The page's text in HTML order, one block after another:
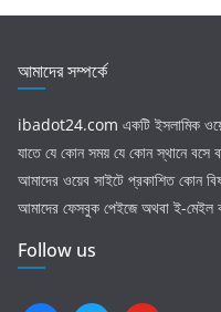
আমাদের সম্পর্কে
ibadot24.com একটি ইসলামিক
যাতে যে কোন সময় যে কোন স্থানে বসে
আমাদের ওয়েব সাইটে প্রকাশিত কোন
আমাদের ফেসবুক পেইজে অথবা ই-মেইল
Follow us